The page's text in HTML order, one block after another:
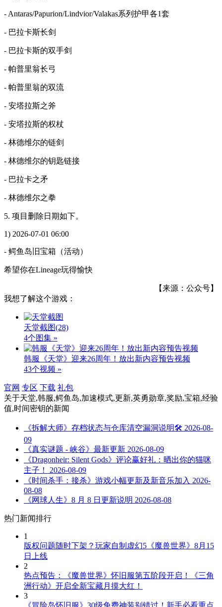
- Antaras/Papurion/Lindvior/Valakas系列护甲各1套
- 巴拉卡斯长剑
- 巴拉卡斯的双手剑
- 帕普里翁长弓
- 帕普里翁的双流
- 安塔拉斯之斧
- 安塔拉斯的权杖
- 林德维尔的链剑
- 林德维尔的钥匙链接
- 巴拉卡之矛
- 林德维尔之拳
5. 项目删除日期如下。
1) 2026-07-01 06:00
- 鳄鱼岛旧宝箱（活动）
希望你在Lineage玩得愉快
【来源：公众号】
我想了解这个游戏：
天堂截图(28)
4个图集 »
韩服《天堂》迎来26周年！放出新内容预告视频
43个视频 »
官网 专区 下载 礼包
关于天堂,韩服,鳄鱼岛,加速模式,更新,英勇勋章,奖励,宝箱,经验
值,时间密钥的新闻
《拆解大师》存档状态与仓库清空漏洞说明🛠️ 2026-08-
09
《真实谜题 - 峡谷》最新更新 2026-08-09
《Dragonheir: Silent Gods》评论赢好礼：晒出你的猫咪
主子！
2026-08-09
《时间杀手：接杀》游戏小幅更新及新音乐加入 2026-
08-08
《网球人生》8 月 8 日更新说明 2026-08-08
热门新闻排行
1
版权问题随时下架？玩家自制虚幻5《魔兽世界》8月15
日上线
2
热点预告：《魔兽世界》怀旧服第五阶段开启！《三角
洲行动》开启全新宝藏月摸大红！
3
《冒险岛怀旧服》30级免费神装别错过！新手必看重点